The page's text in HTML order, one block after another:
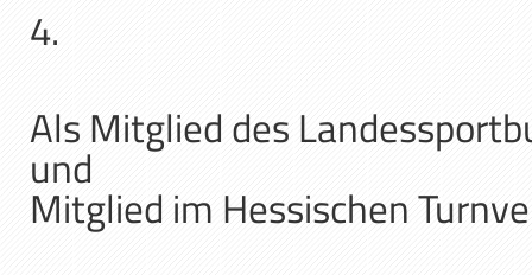
4.
Als Mitglied des
und
Mitglied im Hessischen